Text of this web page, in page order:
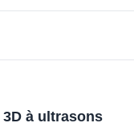
3D à ultrasons